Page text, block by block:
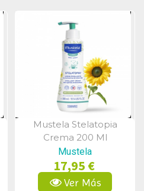
Vista Rápida
Mustela Stelatopia
Crema 200 Ml
Mustela
17,95 €
Ver Más